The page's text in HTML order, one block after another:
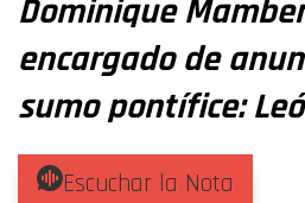
Dominique
encargado de
sumo pontífice:
Escuchar la Nota